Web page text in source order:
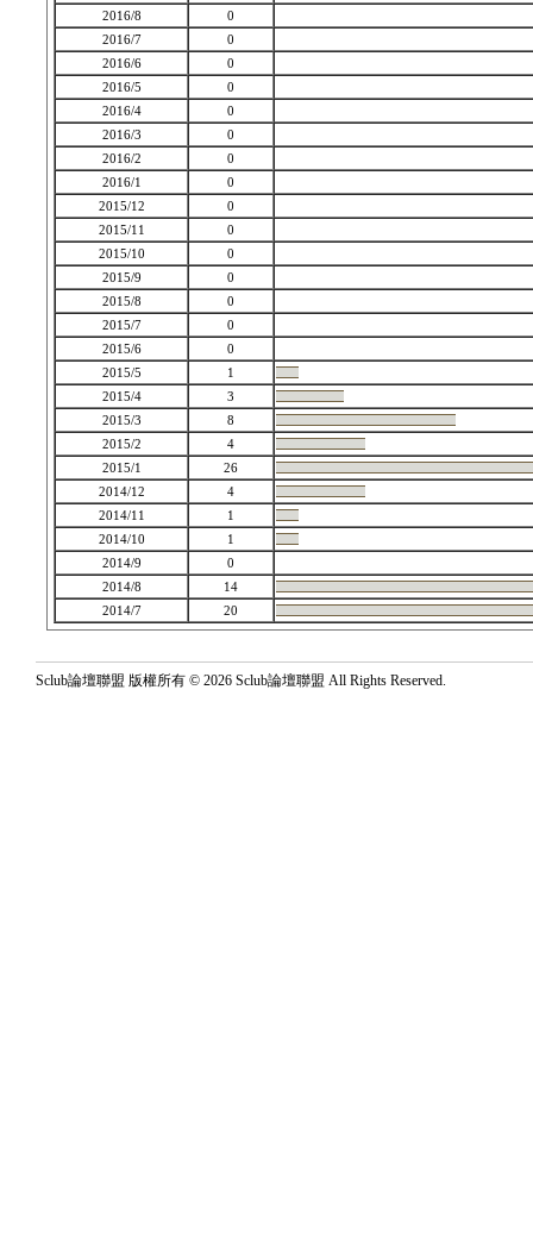
2016/8
0
2016/7
0
2016/6
0
2016/5
0
2016/4
0
2016/3
0
2016/2
0
2016/1
0
2015/12
0
2015/11
0
2015/10
0
2015/9
0
2015/8
0
2015/7
0
2015/6
0
2015/5
1
2015/4
3
2015/3
8
2015/2
4
2015/1
26
2014/12
4
2014/11
1
2014/10
1
2014/9
0
2014/8
14
2014/7
20
Sclub論壇聯盟 版權所有 © 2026 Sclub論壇聯盟 All Rights Reserved.